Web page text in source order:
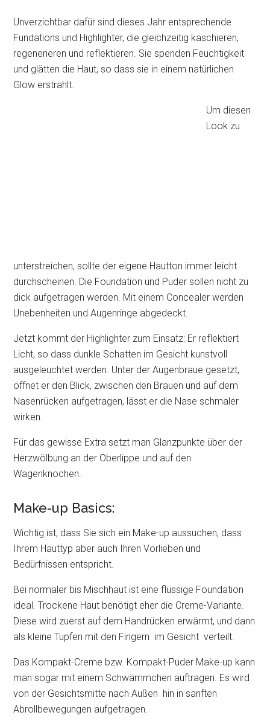
Unverzichtbar dafür sind dieses Jahr entsprechende
Fundations und Highlighter, die gleichzeitig kaschieren,
regenerieren und reflektieren. Sie spenden Feuchtigkeit
und glätten die Haut, so dass sie in einem natürlichen
Glow erstrahlt.
Um diesen
Look zu
unterstreichen, sollte der eigene Hautton immer leicht
durchscheinen. Die Foundation und Puder sollen nicht zu
dick aufgetragen werden. Mit einem Concealer werden
Unebenheiten und Augenringe abgedeckt.
Jetzt kommt der Highlighter zum Einsatz: Er reflektiert
Licht, so dass dunkle Schatten im Gesicht kunstvoll
ausgeleuchtet werden. Unter der Augenbraue gesetzt,
öffnet er den Blick, zwischen den Brauen und auf dem
Nasenrücken aufgetragen, lässt er die Nase schmaler
wirken.
Für das gewisse Extra setzt man Glanzpunkte über der
Herzwölbung an der Oberlippe und auf den
Wagenknochen.
Make-up Basics:
Wichtig ist, dass Sie sich ein Make-up aussuchen, dass
Ihrem Hauttyp aber auch Ihren Vorlieben und
Bedürfnissen entspricht.
Bei normaler bis Mischhaut ist eine flüssige Foundation
ideal. Trockene Haut benötigt eher die Creme-Variante.
Diese wird zuerst auf dem Handrücken erwärmt, und dann
als kleine Tupfen mit den Fingern im Gesicht verteilt.
Das Kompakt-Creme bzw. Kompakt-Puder Make-up kann
man sogar mit einem Schwämmchen auftragen. Es wird
von der Gesichtsmitte nach Außen hin in sanften
Abrollbewegungen aufgetragen.